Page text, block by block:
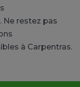
restez pas
à Carpentras.